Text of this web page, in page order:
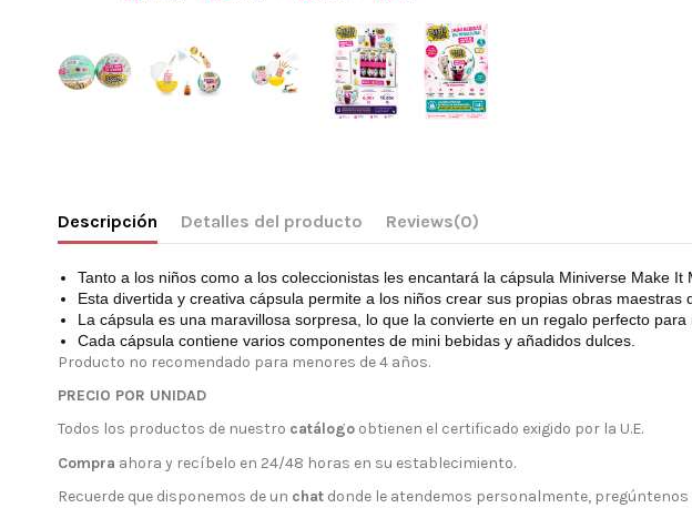
Descripción Detalles del producto Reviews(0)
Tanto a los niños como a los coleccionistas les encantará la cápsula Miniverse Make It
Esta divertida y creativa cápsula permite a los niños crear sus propias obras
La cápsula es una maravillosa sorpresa, lo que la convierte en un regalo perfecto para
Cada cápsula contiene varios componentes de mini bebidas y añadidos dulces.
Producto no recomendado para menores de 4 años.
PRECIO POR UNIDAD
Todos los productos de nuestro catálogo obtienen el certificado exigido por la U.E.
Compra ahora y recíbelo en 24/48 horas en su establecimiento.
Recuerde que disponemos de un chat donde le atendemos personalmente, pregúntenos